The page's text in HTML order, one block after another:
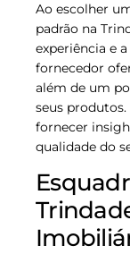
Ao escolher
padrão na
experiência e
fornecedor
além de um
seus
fornecer
qualidade do